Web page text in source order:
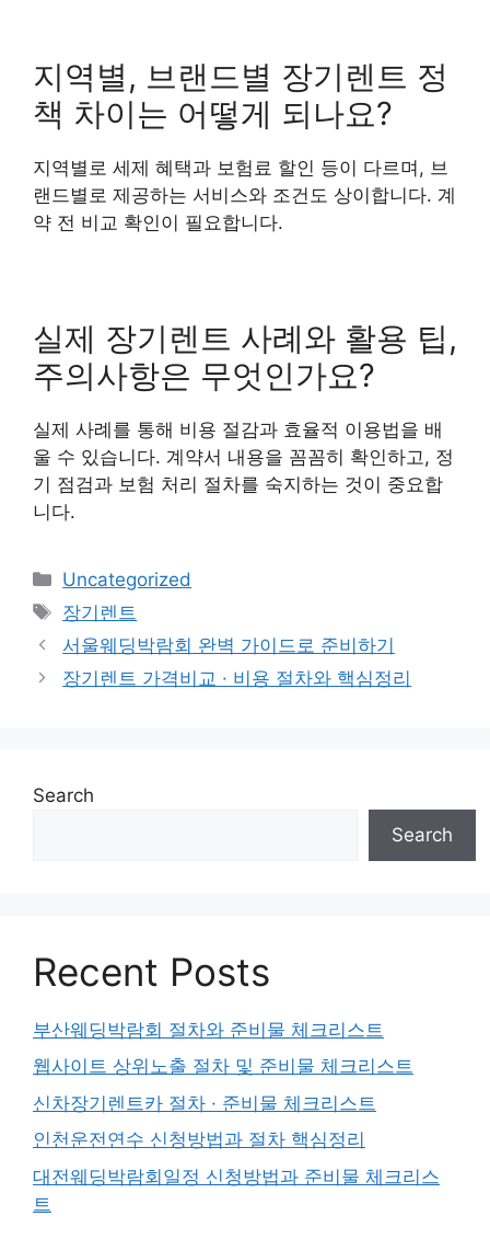
지역별, 브랜드별 장기렌트 정
책 차이는 어떻게 되나요?
지역별로 세제 혜택과 보험료 할인 등이 다르며, 브
랜드별로 제공하는 서비스와 조건도 상이합니다. 계
약 전 비교 확인이 필요합니다.
실제 장기렌트 사례와 활용 팁,
주의사항은 무엇인가요?
실제 사례를 통해 비용 절감과 효율적 이용법을 배
울 수 있습니다. 계약서 내용을 꼼꼼히 확인하고, 정
기 점검과 보험 처리 절차를 숙지하는 것이 중요합
니다.
Categories
Uncategorized
Tags
장기렌트
서울웨딩박람회 완벽 가이드로 준비하기
장기렌트 가격비교 · 비용 절차와 핵심정리
Search
Search
Recent Posts
부산웨딩박람회 절차와 준비물 체크리스트
웹사이트 상위노출 절차 및 준비물 체크리스트
신차장기렌트카 절차 · 준비물 체크리스트
인천운전연수 신청방법과 절차 핵심정리
대전웨딩박람회일정 신청방법과 준비물 체크리스
트